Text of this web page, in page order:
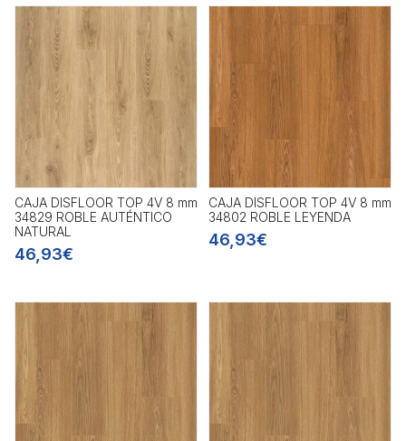
CAJA DISFLOOR TOP 4V 8 mm
34829 ROBLE AUTÉNTICO
NATURAL
46,93€
CAJA DISFLOOR TOP 4V 8 mm
34802 ROBLE LEYENDA
46,93€